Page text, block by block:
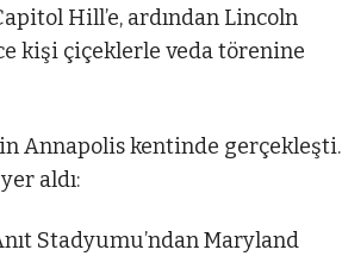
Hill’e, ardından Lincoln
kişi çiçeklerle veda törenine
Annapolis kentinde gerçekleşti.
aldı:
Stadyumu’ndan Maryland